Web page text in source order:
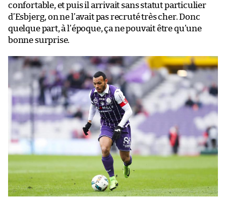
confortable, et puis il arrivait sans statut particulier
d’Esbjerg, on ne l’avait pas recruté très cher. Donc
quelque part, à l’époque, ça ne pouvait être qu’une
bonne surprise.